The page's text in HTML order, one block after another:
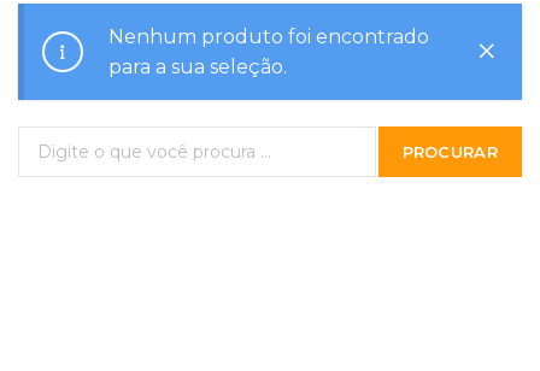
Nenhum produto foi encontrado
para a sua seleção.
PROCURAR